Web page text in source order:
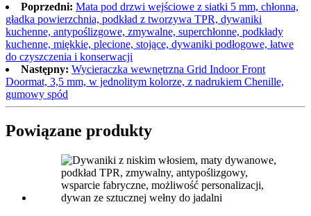
Poprzedni: Mata pod drzwi wejściowe z siatki 5 mm, chłonna,
gładka powierzchnia, podkład z tworzywa TPR, dywaniki
kuchenne, antypoślizgowe, zmywalne, superchłonne, podkłady
kuchenne, miękkie, plecione, stojące, dywaniki podłogowe, łatwe
do czyszczenia i konserwacji
Następny: Wycieraczka wewnętrzna Grid Indoor Front
Doormat, 3,5 mm, w jednolitym kolorze, z nadrukiem Chenille,
gumowy spód
Powiązane produkty